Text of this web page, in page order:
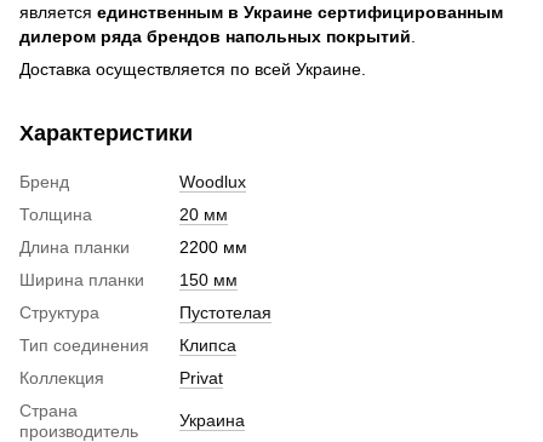
является единственным в Украине сертифицированным
дилером ряда брендов напольных покрытий
Доставка осуществляется по всей Украине.
Характеристики
Бренд
Woodlux
Толщина
20 мм
Длина планки
2200 мм
Ширина планки
150 мм
Структура
Пустотелая
Тип соединения
Клипса
Коллекция
Privat
Страна
производитель
Украина